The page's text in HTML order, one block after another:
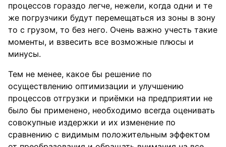
процессов гораздо легче, нежели, когда одни и те
же погрузчики будут перемещаться из зоны в зону
то с грузом, то без него. Очень важно учесть такие
моменты, и взвесить все возможные плюсы и
минусы.
Тем не менее, какое бы решение по
осуществлению оптимизации и улучшению
процессов отгрузки и приёмки на предприятии не
было бы применено, необходимо всегда оценивать
совокупные издержки и их изменение по
сравнению с видимым положительным эффектом